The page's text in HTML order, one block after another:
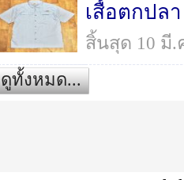
เสื้อตกปลา
สิ้นสุด 10 มี.
ดูทั้งหมด...